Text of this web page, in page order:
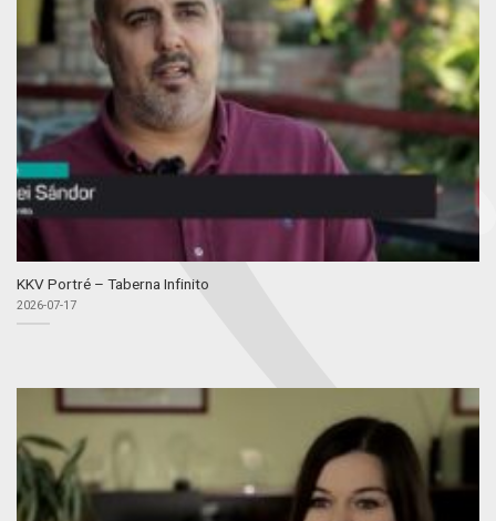
KKV Portré – Taberna Infinito
2026-07-17